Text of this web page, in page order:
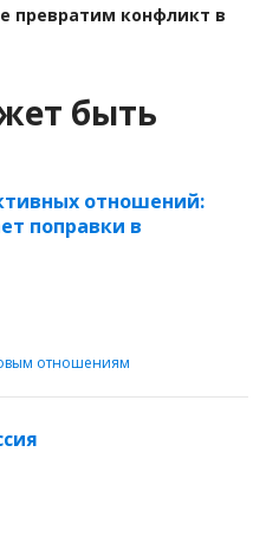
превратим конфликт в
быть
отношений:
поправки в
отношениям